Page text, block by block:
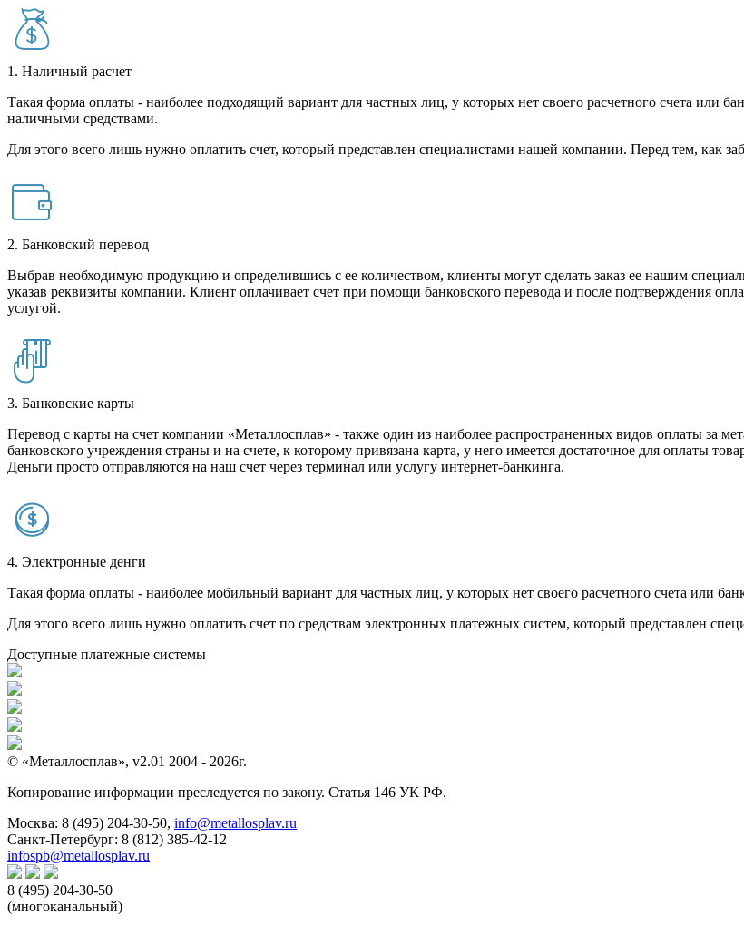
1. Наличный расчет
Такая форма оплаты - наиболее подходящий вариант для частных лиц, у которых нет своего расчетного счета или
наличными средствами.
Для этого всего лишь нужно оплатить счет, который представлен специалистами нашей компании. Перед тем, как
2. Банковский перевод
Выбрав необходимую продукцию и определившись с ее количеством, клиенты могут сделать заказ ее нашим
указав реквизиты компании. Клиент оплачивает счет при помощи банковского перевода и после подтверждения
услугой.
3. Банковские карты
Перевод с карты на счет компании «Металлосплав» - также один из наиболее распространенных видов оплаты за
банковского учреждения страны и на счете, к которому привязана карта, у него имеется достаточное для оплаты
Деньги просто отправляются на наш счет через терминал или услугу интернет-банкинга.
4. Электронные денги
Такая форма оплаты - наиболее мобильный вариант для частных лиц, у которых нет своего расчетного счета или
Для этого всего лишь нужно оплатить счет по средствам электронных платежных систем, который представлен
Доступные платежные системы
© «Металлосплав», v2.01 2004 - 2026г.
Копирование информации преследуется по закону. Статья 146 УК РФ.
Москва: 8 (495) 204-30-50, info@metallosplav.ru
Санкт-Петербург: 8 (812) 385-42-12
infospb@metallosplav.ru
8 (495) 204-30-50
(многоканальный)